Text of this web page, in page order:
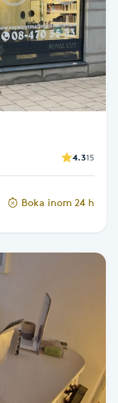
4.315
Boka inom 24 h